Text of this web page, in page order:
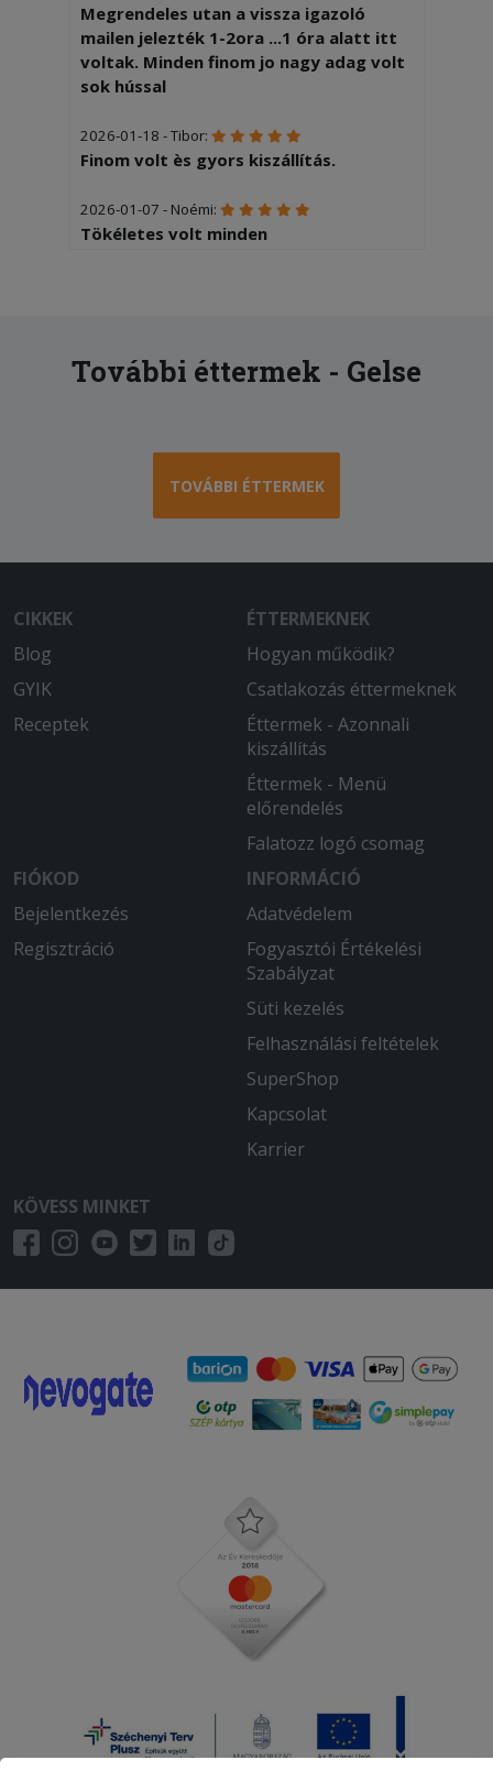
Megrendeles utan a vissza igazoló
mailen jelezték 1-2ora ...1 óra alatt itt
voltak. Minden finom jo nagy adag volt
sok hússal
2026-01-18 - Tibor:
Finom volt ès gyors kiszállítás.
2026-01-07 - Noémi:
Tökéletes volt minden
További éttermek - Gelse
TOVÁBBI ÉTTERMEK
CIKKEK
Blog
GYIK
Receptek
ÉTTERMEKNEK
Hogyan működik?
Csatlakozás éttermeknek
Éttermek - Azonnali
kiszállítás
Éttermek - Menü
előrendelés
Falatozz logó csomag
FIÓKOD
Bejelentkezés
Regisztráció
INFORMÁCIÓ
Adatvédelem
Fogyasztói Értékelési
Szabályzat
Süti kezelés
Felhasználási feltételek
SuperShop
Kapcsolat
Karrier
KÖVESS MINKET